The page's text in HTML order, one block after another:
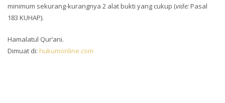
minimum sekurang-kurangnya 2 alat bukti yang cukup (vide:Pasal
183 KUHAP).
Hamalatul Qur’ani.
Dimuat di: hukumonline.com